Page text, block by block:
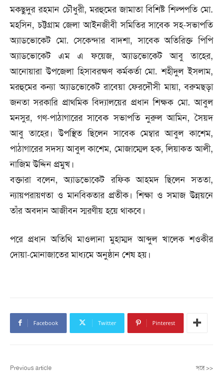
মকছুদুর রহমান চৌধুরী, মরহুমের জামাতা বিশিষ্ট শিল্পপতি মো.
মহসিন, চট্টগ্রাম জেলা আইনজীবী সমিতির সাবেক সহ-সভাপতি
অ্যাডভোকেট মো. সেকেন্দার বাদশা, সাবেক অতিরিক্ত পিপি
অ্যাডভোকেট এম এ ফয়েজ, অ্যাডভোকেট আবু তাহের,
আনোয়ারা উপজেলা হিসাবরক্ষণ কর্মকর্তা মো. শহীদুল ইসলাম,
মরহুমের কন্যা অ্যাডভোকেট রাবেয়া ফেরদৌসী মায়া, বরুমছড়া
জনতা সরকারি প্রাথমিক বিদ্যালয়ের প্রধান শিক্ষক মো. আবুল
মনসুর, গণ-পাঠাগারের সাবেক সভাপতি নুরুল আমিন, সৈয়দ
আবু তাহের। উপস্থিত ছিলেন সাবেক মেম্বার আবুল কাশেম,
পাঠাগারের সদস্য আবুল কাশেম, মোজাম্মেল হক, লিয়াকত আলী,
নাজিম উদ্দিন প্রমুখ।
বক্তারা বলেন, অ্যাডভোকেট রফিক আহমদ ছিলেন সততা,
ন্যায়পরায়ণতা ও মানবিকতার প্রতীক। শিক্ষা ও সমাজ উন্নয়নে
তাঁর অবদান আজীবন স্মরণীয় হয়ে থাকবে।
পরে প্রধান অতিথি মাওলানা মুহাম্মদ আব্দুল খালেক শওকীর
দোয়া-মোনাজাতের মাধ্যমে অনুষ্ঠান শেষ হয়।
Facebook Twitter Pinterest
Previous article পরে >>